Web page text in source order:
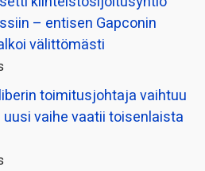
– entisen Gapconin
välittömästi
toimitusjohtaja vaihtuu
vaihe vaatii toisenlaista